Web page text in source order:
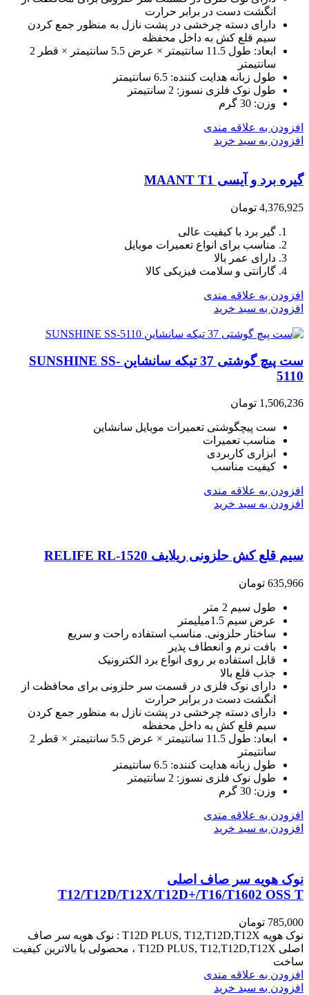
انگشت دست در برابر حرارت
دارای دسته چرخشی در پشت نازل به منظور جمع کردن
سیم قلع کش به داخل محفظه
ابعاد: طول 11.5 سانتیمتر × عرض 5.5 سانتیمتر × قطر 2
سانتیمتر
طول زبانه هدایت کننده: 6.5 سانتیمتر
طول نوک فلزی نسوز: 2 سانتیمتر
وزن: 30 گرم
افزودن به علاقه مندی
افزودن به سبد خرید
گیره برد و آیسی MAANT T1
4,376,925 تومان
گیر برد با کیفیت عالی
مناسب برای انواع تعمیرات موبایل
دارای عمر بالا
گارانتی و سلامت فیزیکی کالا
افزودن به علاقه مندی
افزودن به سبد خرید
ست پیچ گوشتی 37 تیکه سانشاین SUNSHINE SS-
5110
1,506,236 تومان
ست پیچگوشتی تعمیرات موبایل سانشاین
مناسب تعمیرات
ابزاری کاربردی
کیفیت مناسب
افزودن به علاقه مندی
افزودن به سبد خرید
سیم قلع کش حلزونی ریلایف RELIFE RL-1520
635,966 تومان
طول سیم 2 متر
عرض سیم 1.5میلیمتر
ساختار حلزونی. مناسب استفاده راحت و سریع
بافت نرم و انعطاف پذیر
قابل استفاده بر روی انواع برد الکترونیک
جذب قلع بالا
دارای نوک فلزی در قسمت سر حلزونی برای محافظت از
انگشت دست در برابر حرارت
دارای دسته چرخشی در پشت نازل به منظور جمع کردن
سیم قلع کش به داخل محفظه
ابعاد: طول 11.5 سانتیمتر × عرض 5.5 سانتیمتر × قطر 2
سانتیمتر
طول زبانه هدایت کننده: 6.5 سانتیمتر
طول نوک فلزی نسوز: 2 سانتیمتر
وزن: 30 گرم
افزودن به علاقه مندی
افزودن به سبد خرید
نوک هویه سر صاف اصلی
T12/T12D/T12X/T12D+/T16/T1602 OSS T
785,000 تومان
نوک هویه T12D PLUS, T12,T12D,T12X : نوک هویه سر صاف
اصلی T12D PLUS, T12,T12D,T12X ، محصولی با بالاترین کیفیت
ساخت
افزودن به علاقه مندی
افزودن به سبد خرید